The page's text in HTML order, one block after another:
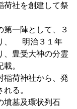
荷社を創建して祭
第一陣として、３
、 明治３１年
、豊受大神の分霊
載。
稲荷神社から、発
れる。
墳墓及環状列石